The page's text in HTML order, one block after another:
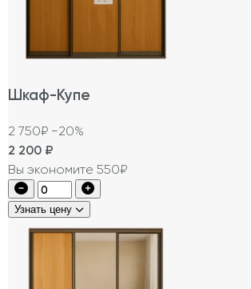
Шкаф-Купе
2 750₽ −20%
2 200 ₽
Вы экономите 550₽
Узнать цену